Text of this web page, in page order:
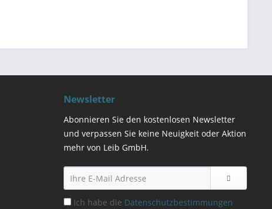
Newsletter
Abonnieren Sie den kostenlosen Newsletter
und verpassen Sie keine Neuigkeit oder Aktion
mehr von Leib GmbH.
Ich habe die Datenschutzbestimmungen